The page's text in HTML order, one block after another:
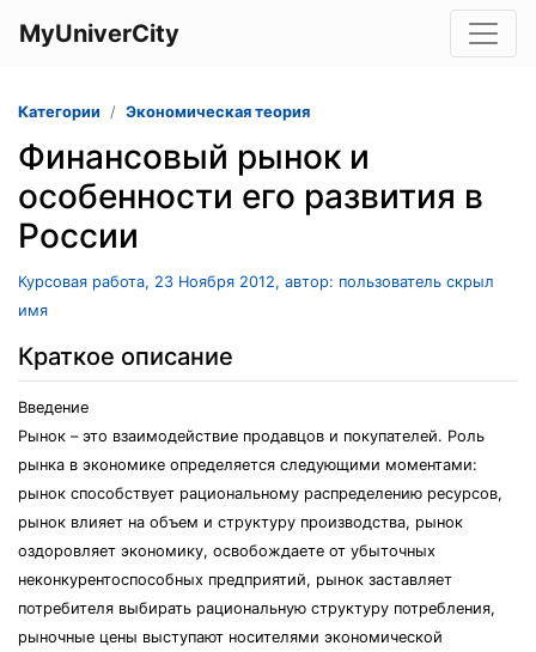
MyUniverCity
Категории Экономическая теория
Финансовый рынок и
особенности его развития в
России
Курсовая работа, 23 Ноября 2012, автор: пользователь скрыл
имя
Краткое описание
Введение
Рынок – это взаимодействие продавцов и покупателей. Роль
рынка в экономике определяется следующими моментами:
рынок способствует рациональному распределению ресурсов,
рынок влияет на объем и структуру производства, рынок
оздоровляет экономику, освобождаете от убыточных
неконкурентоспособных предприятий, рынок заставляет
потребителя выбирать рациональную структуру потребления,
рыночные цены выступают носителями экономической